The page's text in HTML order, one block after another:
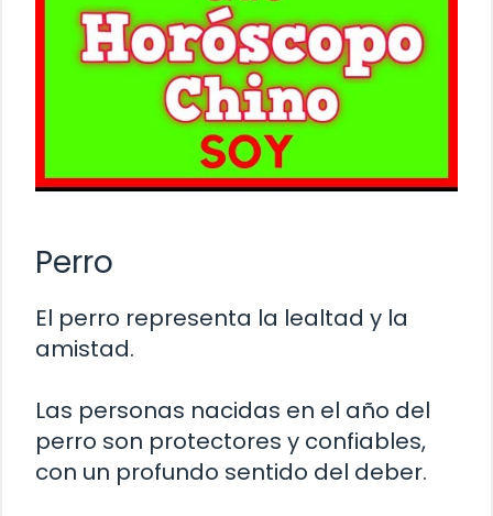
Perro
El perro representa la lealtad y la
amistad.
Las personas nacidas en el año del
perro son protectores y confiables,
con un profundo sentido del deber.